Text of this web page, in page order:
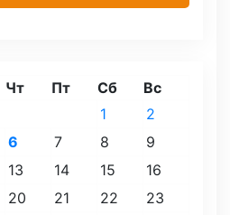
Чт Пт Сб Вс
1
2
6 7 8
9
13 14 15
16
20 21 22
23